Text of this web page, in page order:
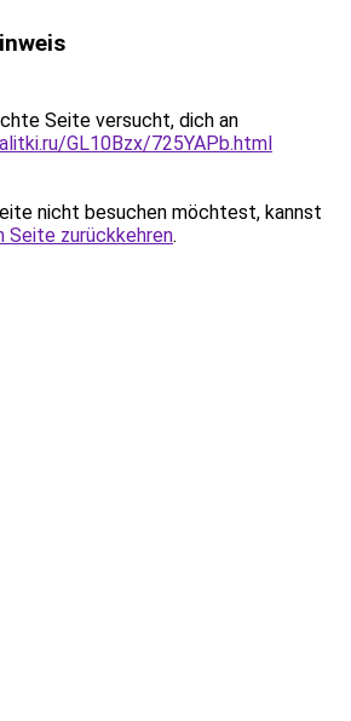
Seite versucht, dich an
GL10Bzx/725YAPb.html
nicht besuchen möchtest, kannst
Seite zurückkehren.